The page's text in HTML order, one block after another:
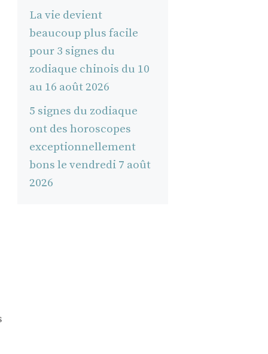
La vie devient
beaucoup plus facile
pour 3 signes du
zodiaque chinois du 10
au 16 août 2026
5 signes du zodiaque
ont des horoscopes
exceptionnellement
bons le vendredi 7 août
2026